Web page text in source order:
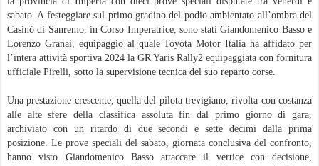
sabato. A festeggiare sul primo gradino del podio ambientato all’ombra del
Casinò di Sanremo, in Corso Imperatrice, sono stati Giandomenico Basso e
Lorenzo Granai, equipaggio al quale Toyota Motor Italia ha affidato per
l’intera attività sportiva 2024 la GR Yaris Rally2 equipaggiata con fornitura
ufficiale Pirelli, sotto la supervisione tecnica del suo reparto corse.
Una prestazione crescente, quella del pilota trevigiano, rivolta con costanza
alle alte sfere della classifica assoluta fin dal primo giorno di gara,
archiviato con un ritardo di due secondi e sette decimi dalla prima
posizione. Le prove speciali del sabato, giornata conclusiva del confronto,
hanno visto Giandomenico Basso attaccare il vertice con decisione,